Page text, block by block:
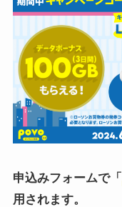
申込みフォームで「
用されます。